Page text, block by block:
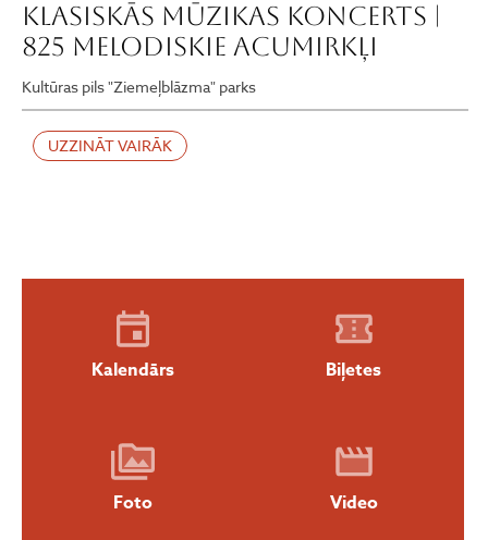
KLASISKĀS MŪZIKAS KONCERTS |
825 MELODISKIE ACUMIRKĻI
Kultūras pils "Ziemeļblāzma" parks
UZZINĀT VAIRĀK
Kalendārs Biļetes
Foto Video